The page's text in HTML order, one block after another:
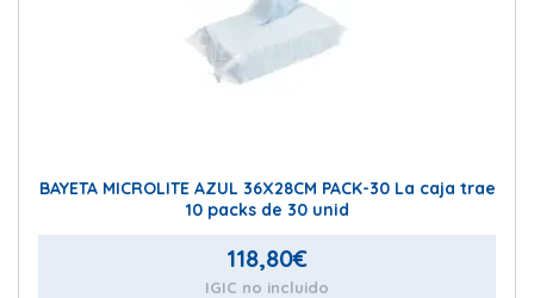
BAYETA MICROLITE AZUL 36X28CM PACK-30 La caja trae
10 packs de 30 unid
118,80€
IGIC no incluido